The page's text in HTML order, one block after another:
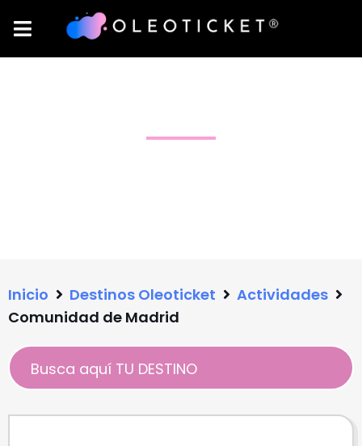
Inicio Destinos Oleoticket
Actividades
Comunidad de Madrid